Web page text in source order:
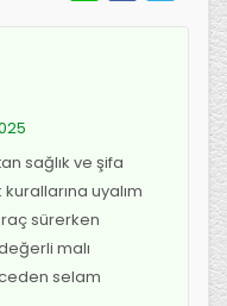
sağlık ve şifa
uyalım
sürerken
malı
selam